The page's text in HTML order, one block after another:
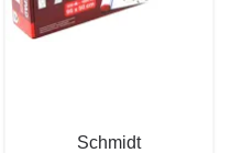
Schmidt